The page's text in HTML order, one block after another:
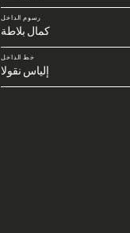
رسوم الداخل
كمال بلاطة
خط الداخل
إلياس نقولا